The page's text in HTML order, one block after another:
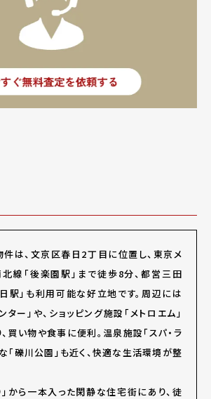
は、文京区春日2丁目に位置し、東京メ
線「後楽園駅」まで徒歩8分、都営三田
駅」も利用可能な好立地です。周辺には
ター」や、ショッピング施設「メトロエム」
、買い物や食事に便利。温泉施設「スパ・ラ
「礫川公園」も近く、快適な生活環境が整
から一本入った閑静な住宅街にあり、徒